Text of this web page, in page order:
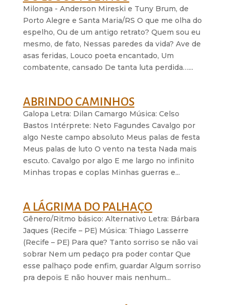
Milonga - Anderson Mireski e Tuny Brum, de
Porto Alegre e Santa Maria/RS O que me olha do
espelho, Ou de um antigo retrato? Quem sou eu
mesmo, de fato, Nessas paredes da vida? Ave de
asas feridas, Louco poeta encantado, Um
combatente, cansado De tanta luta perdida…...
ABRINDO CAMINHOS
Galopa Letra: Dilan Camargo Música: Celso
Bastos Intérprete: Neto Fagundes Cavalgo por
algo Neste campo absoluto Meus palas de festa
Meus palas de luto O vento na testa Nada mais
escuto. Cavalgo por algo E me largo no infinito
Minhas tropas e coplas Minhas guerras e...
A LÁGRIMA DO PALHAÇO
Gênero/Ritmo básico: Alternativo Letra: Bárbara
Jaques (Recife – PE) Música: Thiago Lasserre
(Recife – PE) Para que? Tanto sorriso se não vai
sobrar Nem um pedaço pra poder contar Que
esse palhaço pode enfim, guardar Algum sorriso
pra depois E não houver mais nenhum...